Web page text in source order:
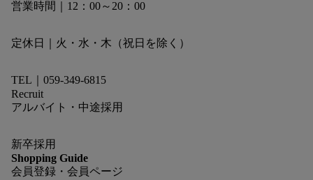
営業時間｜12：00～20：00
定休日｜火・水・木（祝日を除く）
TEL｜059-349-6815
Recruit
アルバイト・中途採用
新卒採用
Shopping Guide
会員登録・会員ページ